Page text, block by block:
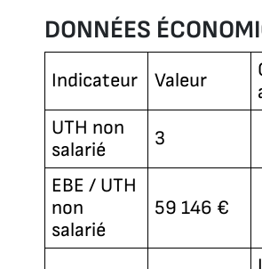
DONNÉES
Indicateur Valeur
UTH non
salarié
3
EBE / UTH
non
salarié
59 146 €